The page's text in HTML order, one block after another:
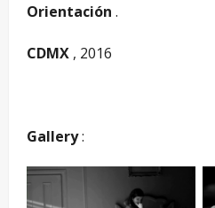
Orientación .
CDMX , 2016
Gallery: